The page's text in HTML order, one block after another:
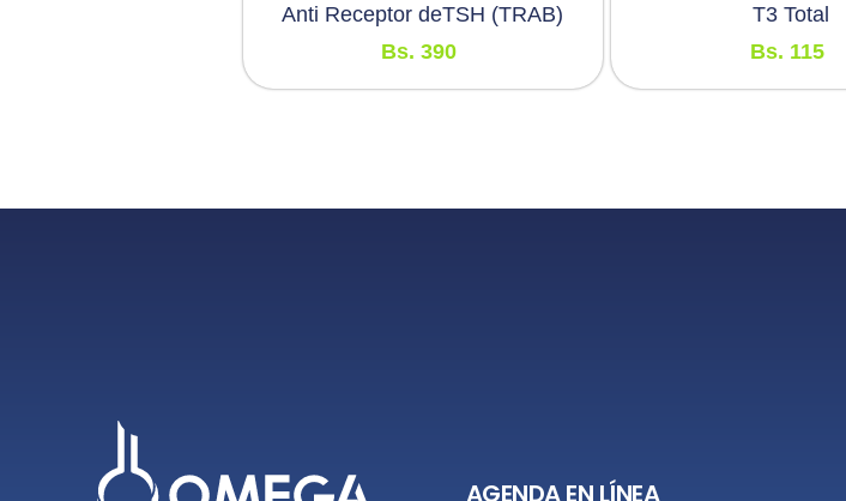
Anti Receptor deTSH (TRAB)
Bs. 390
T3 Total
Bs. 115
AGENDA EN LÍNEA